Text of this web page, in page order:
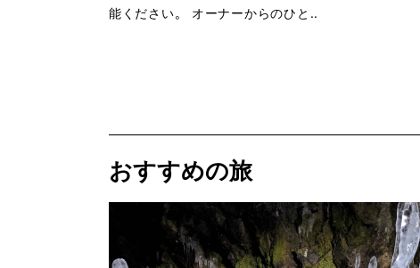
能ください。 オーナーからのひと..
おすすめの旅